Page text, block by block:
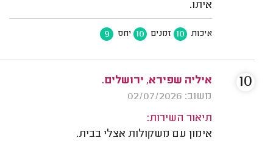
איתו.
איכות 10 זמנים 10 יחס 9
איליה שפירא, ירושלים.
משוב: 02/07/2026
תיאור השירות:
אימון עם משקולות אצלי בבית.
10